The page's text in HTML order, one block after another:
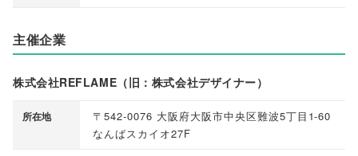
主催企業
株式会社REFLAME（旧：株式会社デザイナー）
所在地
〒542-0076 大阪府大阪市中央区難波5丁目1-60
なんばスカイオ27F